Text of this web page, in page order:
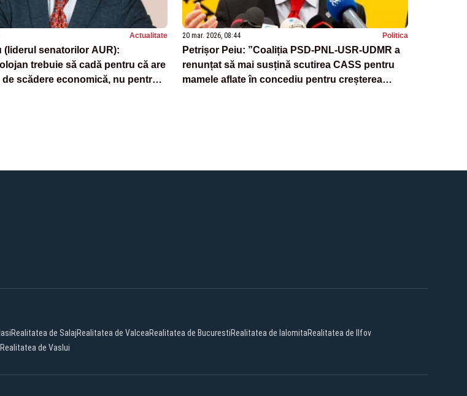
Actualitate
(liderul senatorilor AUR):
trebuie să cadă pentru că are
scădere economică, nu pentru
20 mar. 2026, 08:44 Politica
Petrișor Peiu: ”Coaliția PSD-PNL-USR-UDMR a
renunțat să mai susțină scutirea CASS pentru
mamele aflate în concediu pentru creșterea
Realitatea de SalajRealitatea de ValceaRealitatea de BucurestiRealitatea de IalomitaRealitatea de Ilfov
Realitatea de Vaslui